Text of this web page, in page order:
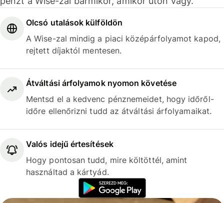
Olcsó utalások külföldön
A Wise-zal mindig a piaci középárfolyamot kapod,
rejtett díjaktól mentesen.
Átváltási árfolyamok nyomon követése
Mentsd el a kedvenc pénznemeidet, hogy időről-
időre ellenőrizni tudd az átváltási árfolyamaikat.
Valós idejű értesítések
Hogy pontosan tudd, mire költöttél, amint
használtad a kártyád.